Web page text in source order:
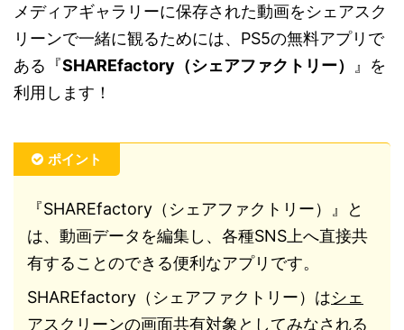
メディアギャラリーに保存された動画をシェアスク
リーンで一緒に観るためには、PS5の無料アプリで
ある『SHAREfactory（シェアファクトリー） 』を
利用します！
ポイント
『SHAREfactory（シェアファクトリー）』と
は、動画データを編集し、各種SNS上へ直接共
有することのできる便利なアプリです。
SHAREfactory（シェアファクトリー）はシェ
アスクリーンの画面共有対象としてみなされる